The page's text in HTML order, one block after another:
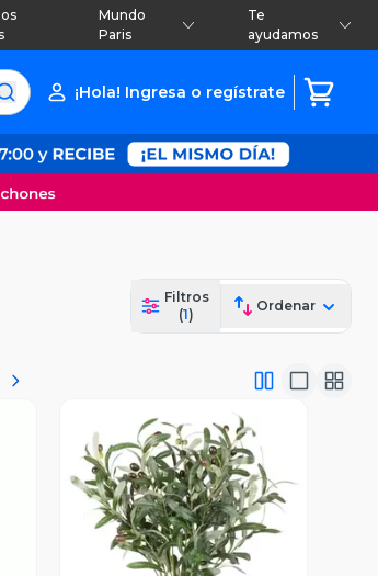
Mundo
Paris
Te
ayudamos
¡Hola! Ingresa o regístrate
Filtros
(1)
Ordenar
Vista Previa